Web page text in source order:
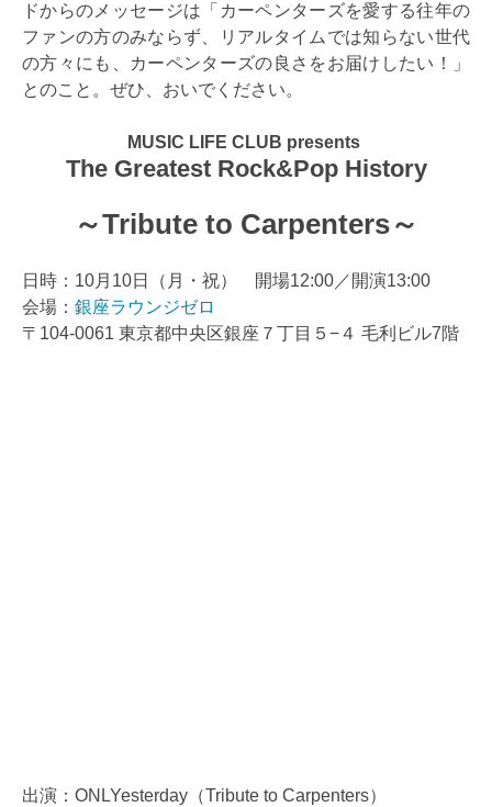
ドからのメッセージは「カーペンターズを愛する往年の
ファンの方のみならず、リアルタイムでは知らない世代
の方々にも、カーペンターズの良さをお届けしたい！」
とのこと。ぜひ、おいでください。
MUSIC LIFE CLUB presents
The Greatest Rock&Pop History
～Tribute to Carpenters～
日時：10月10日（月・祝） 開場12:00／開演13:00
会場： 銀座ラウンジゼロ
〒104-0061 東京都中央区銀座７丁目５−４ 毛利ビル7階
出演：ONLYesterday（Tribute to Carpenters）